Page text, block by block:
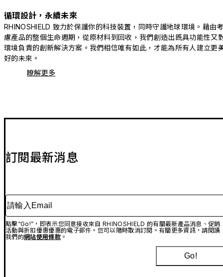
循環設計，永續未來
RHINOSHIELD 致力於保護你的科技裝置，同時守護地球環境。藉由
慮產品的整個生命週期，從原材料到回收，我們創造出既具功能性又
環境負責的創新解決方案。我們相信唯有如此，才能為所有人建立更
好的未來。
瞭解更多
訂閱最新消息
請輸入Email
點擊“Go!”，即表示您同意接收來自 RHINOSHIELD 的有關最新產品消息、促銷
活動與折扣優惠優惠的電子郵件。您可以隨時取消訂閱。有關更多資訊，請閱讀
我們的網站使用條款。
Go!